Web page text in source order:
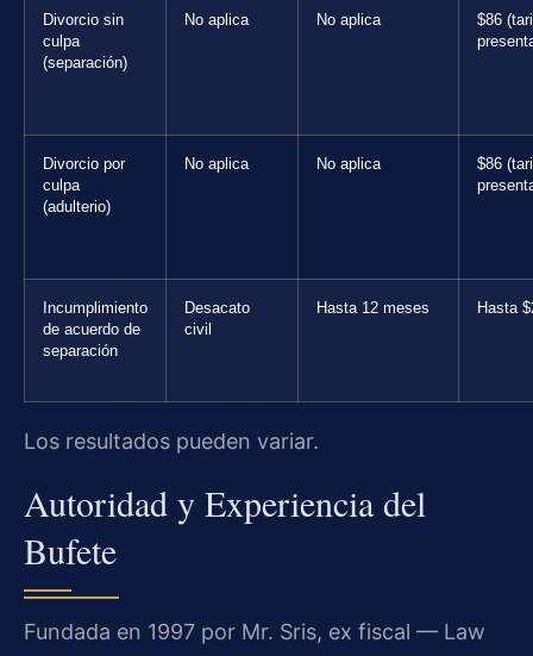
Divorcio sin
culpa
(separación)
No aplica No aplica
$86
Divorcio por
culpa
(adulterio)
No aplica No aplica
$86
Incumplimiento
de acuerdo de
separación
Desacato
civil
Hasta 12 meses Hasta
Los resultados pueden variar.
Autoridad y Experiencia del
Bufete
Fundada en 1997 por Mr. Sris, ex fiscal — Law